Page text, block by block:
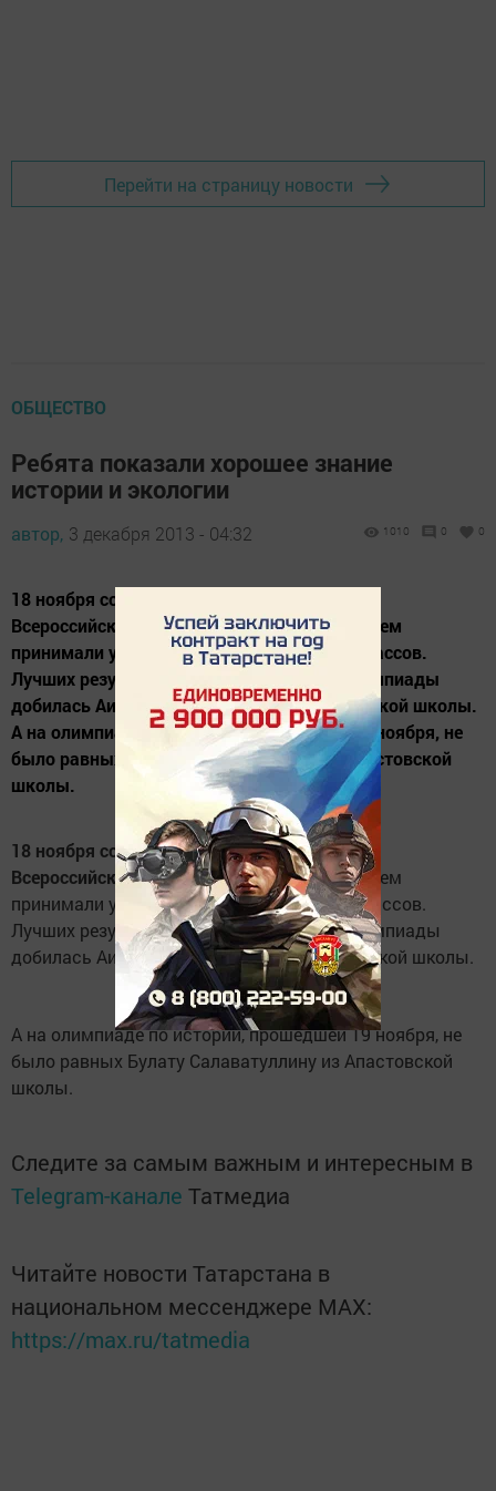
Перейти на страницу новости
ОБЩЕСТВО
Ребята показали хорошее знание
истории и экологии
автор, 3 декабря 2013 - 04:32 1010 0 0
18 ноября состоялся муниципальный тур
Всероссийской олимпиады по экологии. В нем
принимали участие 25 учащихся из 8-11 классов.
Лучших результатов среди участников олимпиады
добилась Аида Зиннурова из Ст. Юмралинской школы.
А на олимпиаде по истории, прошедшей 19 ноября, не
было равных Булату Салаватуллину из Апастовской
школы.
18 ноября состоялся муниципальный тур
Всероссийской олимпиады по экологии.В нем
принимали участие 25 учащихся из 8-11 классов.
Лучших результатов среди участников олимпиады
добилась Аида Зиннурова из Ст. Юмралинской школы.
А на олимпиаде по истории, прошедшей 19 ноября, не
было равных Булату Салаватуллину из Апастовской
школы.
Следите за самым важным и интересным в
Telegram-канале Татмедиа
Читайте новости Татарстана в
национальном мессенджере MАХ:
https://max.ru/tatmedia